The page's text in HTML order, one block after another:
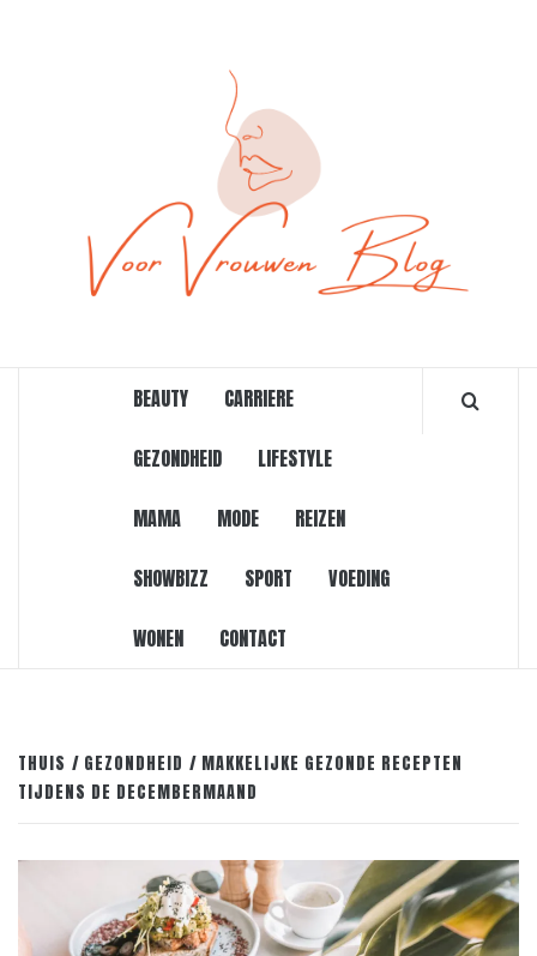
BEAUTY CARRIERE
GEZONDHEID LIFESTYLE
MAMA MODE REIZEN
SHOWBIZZ SPORT VOEDING
WONEN CONTACT
THUIS GEZONDHEID
MAKKELIJKE GEZONDE RECEPTEN
TIJDENS DE DECEMBERMAAND